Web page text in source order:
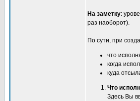
На заметку:
раз наоборот).
По сути, при
что
когда
куда
Что
Здесь Вы